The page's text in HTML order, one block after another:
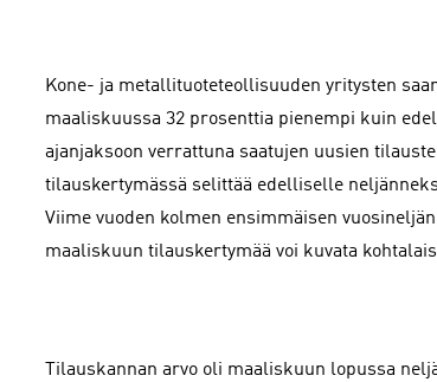
Kone- ja metallituoteteollisuuden yritysten
maaliskuussa 32 prosenttia pienempi kuin
ajanjaksoon verrattuna saatujen uusien
tilauskertymässä selittää edelliselle
Viime vuoden kolmen ensimmäisen
maaliskuun tilauskertymää voi kuvata
Tilauskannan arvo oli maaliskuun lopussa